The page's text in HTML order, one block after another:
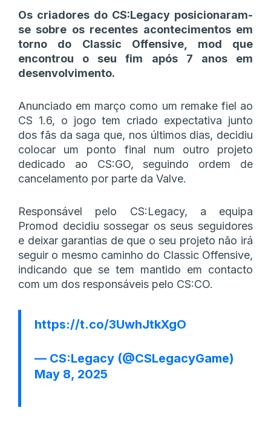
Os criadores do CS:Legacy posicionaram-
se sobre os recentes acontecimentos em
torno do Classic Offensive, mod que
encontrou o seu fim após 7 anos em
desenvolvimento.
Anunciado em março como um remake fiel ao
CS 1.6, o jogo tem criado expectativa junto
dos fãs da saga que, nos últimos dias, decidiu
colocar um ponto final num outro projeto
dedicado ao CS:GO, seguindo ordem de
cancelamento por parte da Valve.
Responsável pelo CS:Legacy, a equipa
Promod decidiu sossegar os seus seguidores
e deixar garantias de que o seu projeto não irá
seguir o mesmo caminho do Classic Offensive,
indicando que se tem mantido em contacto
com um dos responsáveis pelo CS:CO.
https://t.co/3UwhJtkXgO
— CS:Legacy (@CSLegacyGame)
May 8, 2025